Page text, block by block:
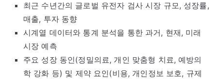
최근 수년간의 글로벌 유전자 검사 시장 규모, 성장률,
매출, 투자 동향
시계열 데이터와 통계 분석을 통한 과거, 현재, 미래
시장 예측
주요 성장 동인(정밀의료, 개인 맞춤형 치료, 예방의
학 강화 등) 및 제약 요인(비용, 개인정보 보호, 규제